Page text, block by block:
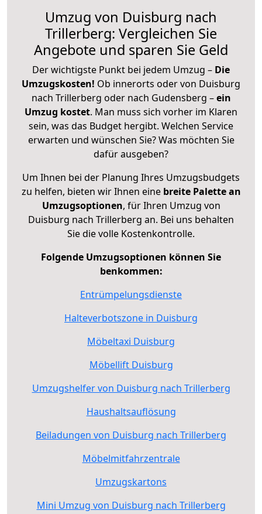
Umzug von Duisburg nach
Trillerberg: Vergleichen Sie
Angebote und sparen Sie Geld
Der wichtigste Punkt bei jedem Umzug – Die
Umzugskosten! Ob innerorts oder von Duisburg
nach Trillerberg oder nach Gudensberg –ein
Umzug kostet. Man muss sich vorher im Klaren
sein, was das Budget hergibt. Welchen Service
erwarten und wünschen Sie? Was möchten Sie
dafür ausgeben?
Um Ihnen bei der Planung Ihres Umzugsbudgets
zu helfen, bieten wir Ihnen eine breite Palette an
Umzugsoptionen, für Ihren Umzug von
Duisburg nach Trillerberg an. Bei uns behalten
Sie die volle Kostenkontrolle.
Folgende Umzugsoptionen können Sie
benkommen:
Entrümpelungsdienste
Halteverbotszone in Duisburg
Möbeltaxi Duisburg
Möbellift Duisburg
Umzugshelfer von Duisburg nach Trillerberg
Haushaltsauflösung
Beiladungen von Duisburg nach Trillerberg
Möbelmitfahrzentrale
Umzugskartons
Mini Umzug von Duisburg nach Trillerberg